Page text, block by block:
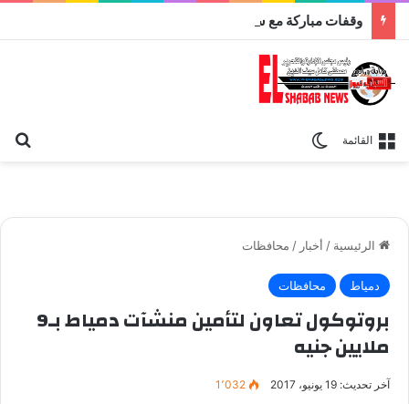
القائمة
الرئيسية / أخبار / محافظات
دمياط محافظات
بروتوكول تعاون لتأمين منشآت دمياط بـ9
ملايين جنيه
آخر تحديث: 19 يونيو، 2017 1٬032